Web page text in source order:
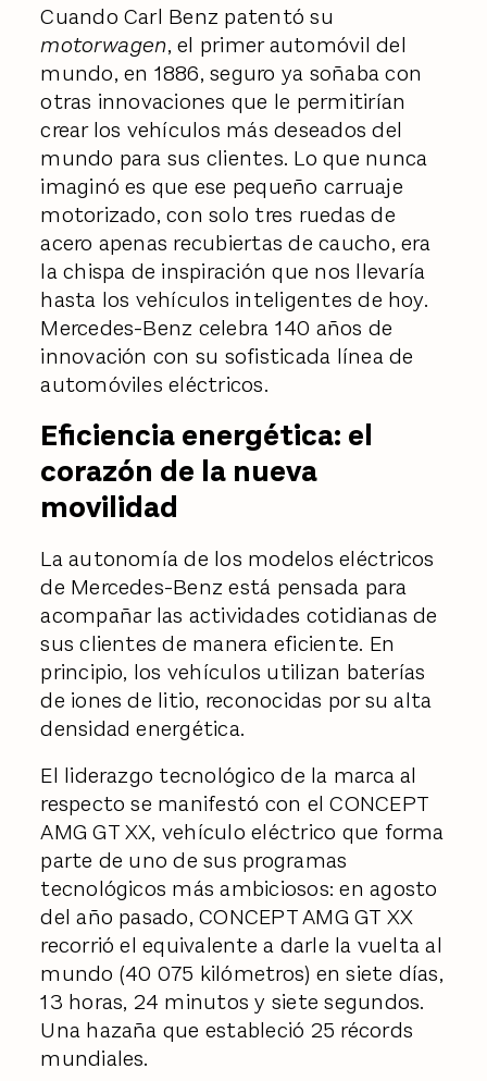
Cuando Carl Benz patentó su
motorwagen, el primer automóvil del
mundo, en 1886, seguro ya soñaba con
otras innovaciones que le permitirían
crear los vehículos más deseados del
mundo para sus clientes. Lo que nunca
imaginó es que ese pequeño carruaje
motorizado, con solo tres ruedas de
acero apenas recubiertas de caucho, era
la chispa de inspiración que nos llevaría
hasta los vehículos inteligentes de hoy.
Mercedes-Benz celebra 140 años de
innovación con su sofisticada línea de
automóviles eléctricos.
Eficiencia energética: el
corazón de la nueva
movilidad
La autonomía de los modelos eléctricos
de Mercedes-Benz está pensada para
acompañar las actividades cotidianas de
sus clientes de manera eficiente. En
principio, los vehículos utilizan baterías
de iones de litio, reconocidas por su alta
densidad energética.
El liderazgo tecnológico de la marca al
respecto se manifestó con el CONCEPT
AMG GT XX, vehículo eléctrico que forma
parte de uno de sus programas
tecnológicos más ambiciosos: en agosto
del año pasado, CONCEPT AMG GT XX
recorrió el equivalente a darle la vuelta al
mundo (40 075 kilómetros) en siete días,
13 horas, 24 minutos y siete segundos.
Una hazaña que estableció 25 récords
mundiales.